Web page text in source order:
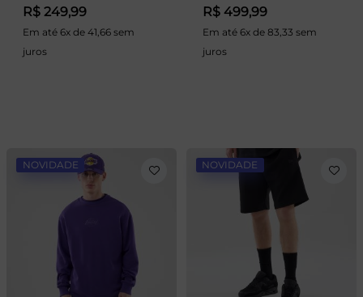
R$ 249,99
Em até 6x de 41,66 sem
juros
R$ 499,99
Em até 6x de 83,33 sem
juros
NOVIDADE NOVIDADE